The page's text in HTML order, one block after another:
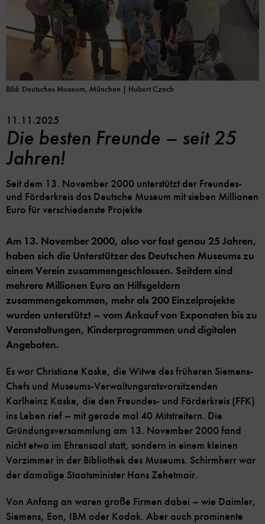
Bild: Deutsches Museum, München | Hubert Czech
11.11.2025
Die besten Freunde – seit 25
Jahren!
Seit dem 13. November 2000 unterstützt der Freundes-
und Förderkreis das Deutsche Museum mit sieben Millionen
Euro für verschiedenste Projekte
Am 13. November 2000, also vor fast genau 25 Jahren,
haben sich die Unterstützer des Deutschen Museums zu
einem Verein zusammengeschlossen. Seitdem sind
mehrere Millionen Euro an Hilfsgeldern
zusammengekommen, mehr als 200 Einzelprojekte
wurden unterstützt – vom Ankauf von Exponaten bis zu
Veranstaltungen, Kinderprogrammen und digitalen
Angeboten.
Es war Christiane Kaske, die Witwe des früheren Siemens-
Chefs und Museums-Verwaltungsratsvorsitzenden
Karlheinz Kaske, die den Freundes- und Förderkreis (FFK)
ins Leben rief – mit gerade mal 40 Mitstreitern. Die
Gründungsversammlung am 13. November 2000 fand
nicht etwa im Ehrensaal statt, sondern in einem kleinen
Vorzimmer in der Bibliothek des Museums. Schirmherr war
der damalige Staatsminister Hans Zehetmair.
Von Anfang an waren große Firmen dabei – wie Daimler,
Siemens, Eon, IBM oder Kodak. Aber auch prominente